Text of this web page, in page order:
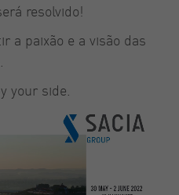
resolvido!
a paixão e a visão das
your side.